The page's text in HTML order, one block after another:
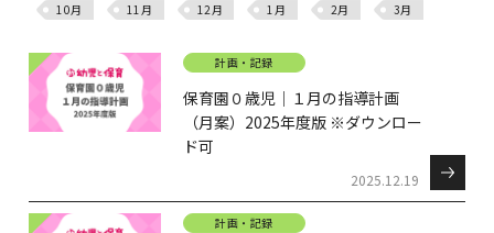
10月 11月 12月 1月 2月 3月
計画・記録
保育園０歳児｜１月の指導計画
（月案）2025年度版 ※ダウンロー
ド可
2025.12.19
計画・記録